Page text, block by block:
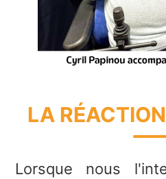
LA
Lorsque nous